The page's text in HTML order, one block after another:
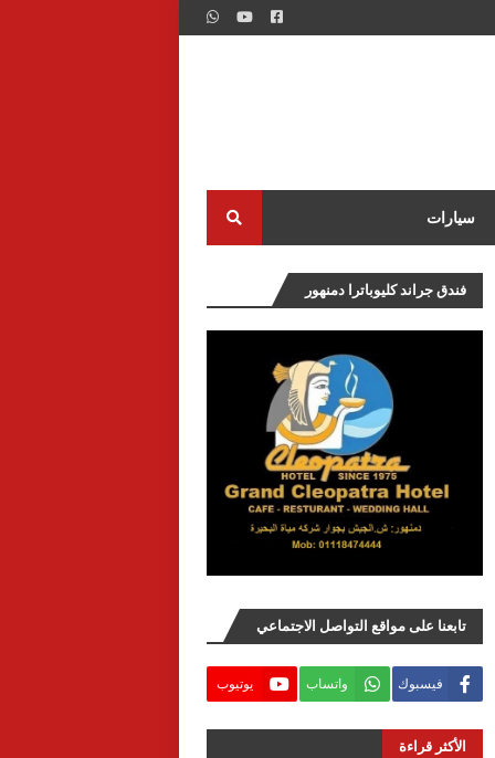
سيارات
فندق جراند كليوباترا دمنهور
تابعنا على مواقع التواصل الاجتماعي
فيسبوك واتساب يوتيوب
الأكثر قراءة